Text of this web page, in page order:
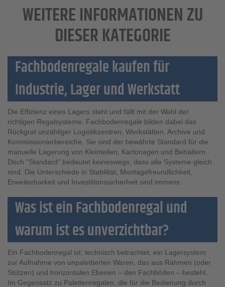
WEITERE INFORMATIONEN ZU
DIESER KATEGORIE
Fachbodenregale kaufen für
Industrie, Lager und Werkstatt
Die Effizienz eines Lagers steht und fällt mit der Wahl der
richtigen Regalsysteme. Fachbodenregale bilden dabei das
Rückgrat unzähliger Logistikzentren, Werkstätten, Archive und
Kommissionierbereiche. Sie sind der bewährte Standard für die
manuelle Lagerung von Kleinteilen, Kartonagen und Behältern.
Doch "Standard" bedeutet keineswegs, dass alle Systeme gleich
sind. Die Unterschiede in Stabilität, Montagefreundlichkeit,
Erweiterbarkeit und Investitionssicherheit sind immens.
Was ist ein Fachbodenregal und
warum ist es unverzichtbar?
Ein Fachbodenregal ist, technisch betrachtet, ein Lagersystem
zur Aufnahme von unpalettierten Waren, das aus Rahmen (oder
Stützen) und horizontalen Ebenen – den Fachböden – besteht.
Im Gegensatz zu Palettenregalen, die für die Bedienung durch